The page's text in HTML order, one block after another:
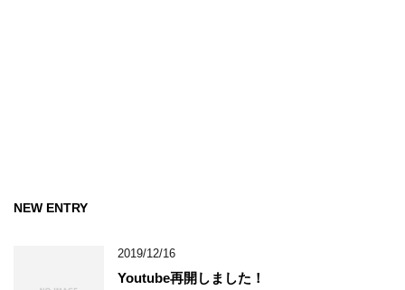
NEW ENTRY
2019/12/16
Youtube再開しました！